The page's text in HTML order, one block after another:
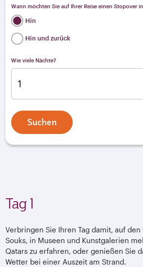
Wann möchten Sie auf Ihrer Reise einen Stopover
Hin
Hin und zurück
Wie viele Nächte?
Suchen
Tag 1
Verbringen Sie Ihren Tag damit, auf
Souks, in Museen und Kunstgalerien
Qatars zu erfahren, oder genießen Sie
Wetter bei einer Auszeit am Strand.